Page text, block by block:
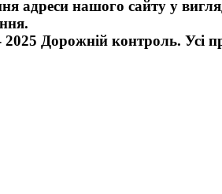
адреси нашого сайту у
Дорожній контроль. Усі